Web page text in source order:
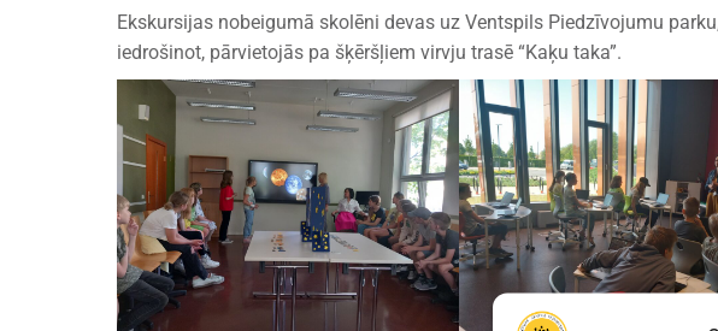
Ekskursijas nobeigumā skolēni devas uz Ventspils Piedzīvojumu
iedrošinot, pārvietojās pa šķēršļiem virvju trasē “Kaķu taka”.